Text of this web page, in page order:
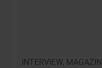
INTERVIEW, MAGAZIN